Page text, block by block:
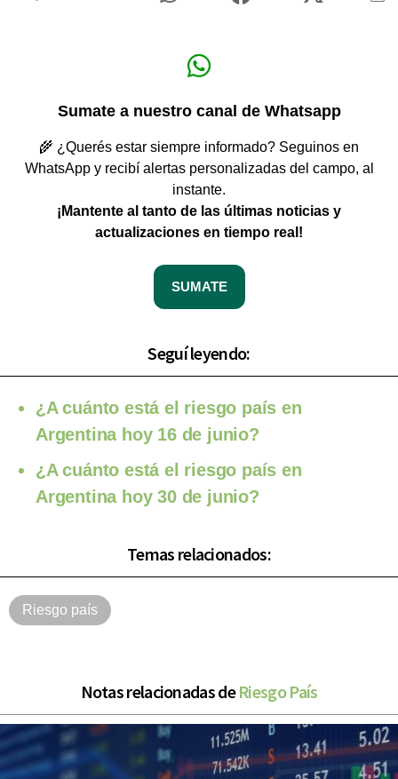
Sumate a nuestro canal de Whatsapp
🌾 ¿Querés estar siempre informado? Seguinos en
WhatsApp y recibí alertas personalizadas del campo, al
instante.
¡Mantente al tanto de las últimas noticias y
actualizaciones en tiempo real!
SUMATE
Seguí leyendo:
¿A cuánto está el riesgo país en
Argentina hoy 16 de junio?
¿A cuánto está el riesgo país en
Argentina hoy 30 de junio?
Temas relacionados:
Riesgo país
Notas relacionadas deRiesgo País